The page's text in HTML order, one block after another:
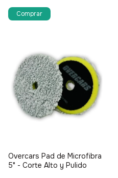
Overcars Pad de Microfibra
5" - Corte Alto y Pulido